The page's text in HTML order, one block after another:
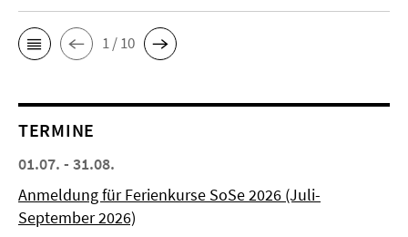
1 / 10
TERMINE
01.07. - 31.08.
Anmeldung für Ferienkurse SoSe 2026 (Juli-
September 2026)